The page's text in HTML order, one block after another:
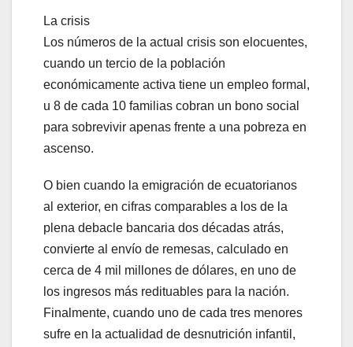
La crisis
Los números de la actual crisis son elocuentes,
cuando un tercio de la población
económicamente activa tiene un empleo formal,
u 8 de cada 10 familias cobran un bono social
para sobrevivir apenas frente a una pobreza en
ascenso.
O bien cuando la emigración de ecuatorianos
al exterior, en cifras comparables a los de la
plena debacle bancaria dos décadas atrás,
convierte al envío de remesas, calculado en
cerca de 4 mil millones de dólares, en uno de
los ingresos más redituables para la nación.
Finalmente, cuando uno de cada tres menores
sufre en la actualidad de desnutrición infantil,